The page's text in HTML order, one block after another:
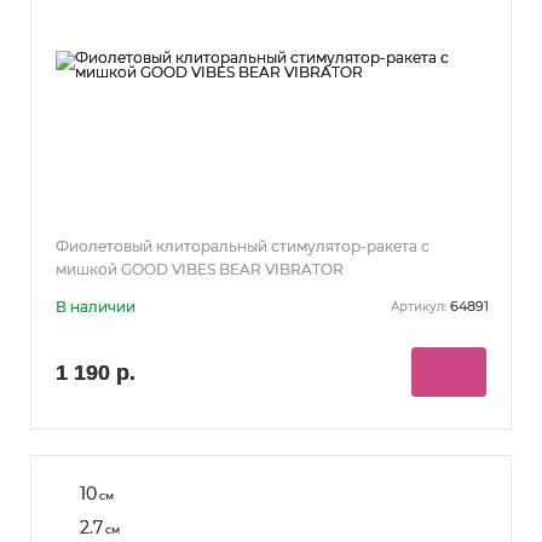
Фиолетовый клиторальный стимулятор-ракета с
мишкой GOOD VIBES BEAR VIBRATOR
В наличии Артикул: 64891
1 190 р.
10см
2.7см